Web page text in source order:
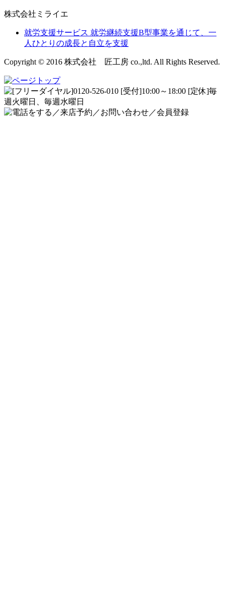
株式会社ミライエ
就労支援サービス 就労継続支援B型事業を通じて、一
人ひとりの成長と自立を支援
Copyright © 2016 株式会社 匠工房 co.,ltd. All Rights Reserved.